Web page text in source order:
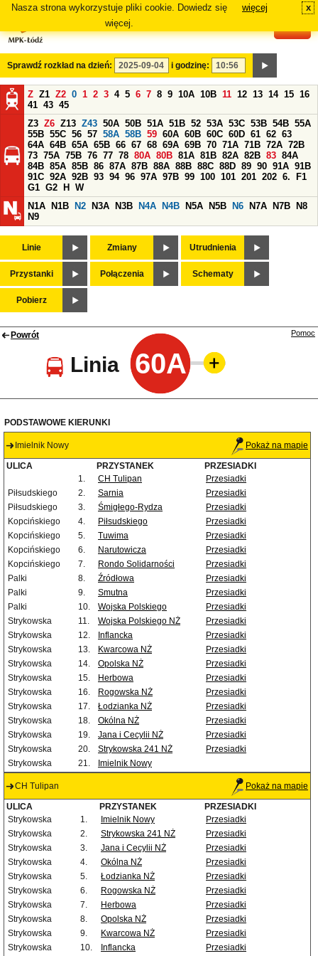
Nasza strona wykorzystuje pliki cookie. Dowiedz się
więcej.
więcej x
Sprawdź rozkład na dzień: i godzinę:
Z Z1 Z2 0 1 2 3 4 5 6 7 8 9 10A 10B 11 12 13 14 15 16
41 43 45
Z3 Z6 Z13 Z43 50A 50B 51A 51B 52 53A 53C 53B 54B 55A
55B 55C 56 57 58A 58B 59 60A 60B 60C 60D 61 62 63
64A 64B 65A 65B 66 67 68 69A 69B 70 71A 71B 72A 72B
73 75A 75B 76 77 78 80A 80B 81A 81B 82A 82B 83 84A
84B 85A 85B 86 87A 87B 88A 88B 88C 88D 89 90 91A 91B
91C 92A 92B 93 94 96 97A 97B 99 100 101 201 202 6.
F1
G1 G2 H
W
N1A
N1B N2 N3A N3B N4A N4B N5A N5B N6 N7A N7B
N8
N9
Linie Zmiany Utrudnienia
Przystanki Połączenia Schematy
Pobierz
Powrót
Linia 60A
Pomoc
PODSTAWOWE KIERUNKI
Imielnik Nowy Pokaż na mapie
ULICA PRZYSTANEK
PRZESIADKI
1.
CH Tulipan
Przesiadki
Piłsudskiego
2. Sarnia
Przesiadki
Piłsudskiego
3. Śmigłego-Rydza
Przesiadki
Kopcińskiego
4. Piłsudskiego
Przesiadki
Kopcińskiego
5. Tuwima
Przesiadki
Kopcińskiego
6. Narutowicza
Przesiadki
Kopcińskiego
7. Rondo Solidarności
Przesiadki
Palki
8. Źródłowa
Przesiadki
Palki
9. Smutna
Przesiadki
Palki
10. Wojska Polskiego
Przesiadki
Strykowska
11. Wojska Polskiego NŻ
Przesiadki
Strykowska
12. Inflancka
Przesiadki
Strykowska
13. Kwarcowa NŻ
Przesiadki
Strykowska
14. Opolska NŻ
Przesiadki
Strykowska
15. Herbowa
Przesiadki
Strykowska
16. Rogowska NŻ
Przesiadki
Strykowska
17. Łodzianka NŻ
Przesiadki
Strykowska
18. Okólna NŻ
Przesiadki
Strykowska
19. Jana i Cecylii NŻ
Przesiadki
Strykowska
20. Strykowska 241 NŻ
Przesiadki
Strykowska
21. Imielnik Nowy
CH Tulipan Pokaż na mapie
ULICA PRZYSTANEK
PRZESIADKI
Strykowska
1. Imielnik Nowy
Przesiadki
Strykowska
2. Strykowska 241 NŻ
Przesiadki
Strykowska
3. Jana i Cecylii NŻ
Przesiadki
Strykowska
4. Okólna NŻ
Przesiadki
Strykowska
5. Łodzianka NŻ
Przesiadki
Strykowska
6. Rogowska NŻ
Przesiadki
Strykowska
7. Herbowa
Przesiadki
Strykowska
8. Opolska NŻ
Przesiadki
Strykowska
9. Kwarcowa NŻ
Przesiadki
Strykowska
10. Inflancka Przesiadki